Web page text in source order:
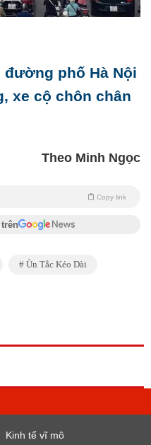
đường phố Hà Nội
xe cộ chôn chân
Theo Minh Ngọc
Copy link
Ùn Tắc Kéo Dài
Kinh tế vĩ mô